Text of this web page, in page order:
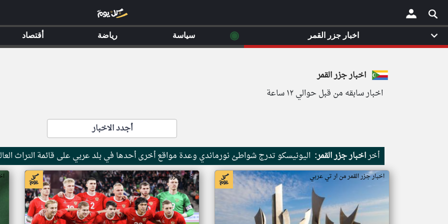
×
اخبار جزر القمر
اخبار سابقه من قبل حوالي ١٢ ساعة
أجدد الاخبار
أخراخبار جزر القمر: اليونيسكو تدرج شواطئ نورماندي وعدة مواقع أخرى أحدها في بلد عربي على قائمة التراث
اخبار جزر القمر من ار تي عربي اخبار جزر القمر من ار تي عربي
اخبار جزر القمر ◉ سياسة رياضة أقتصاد